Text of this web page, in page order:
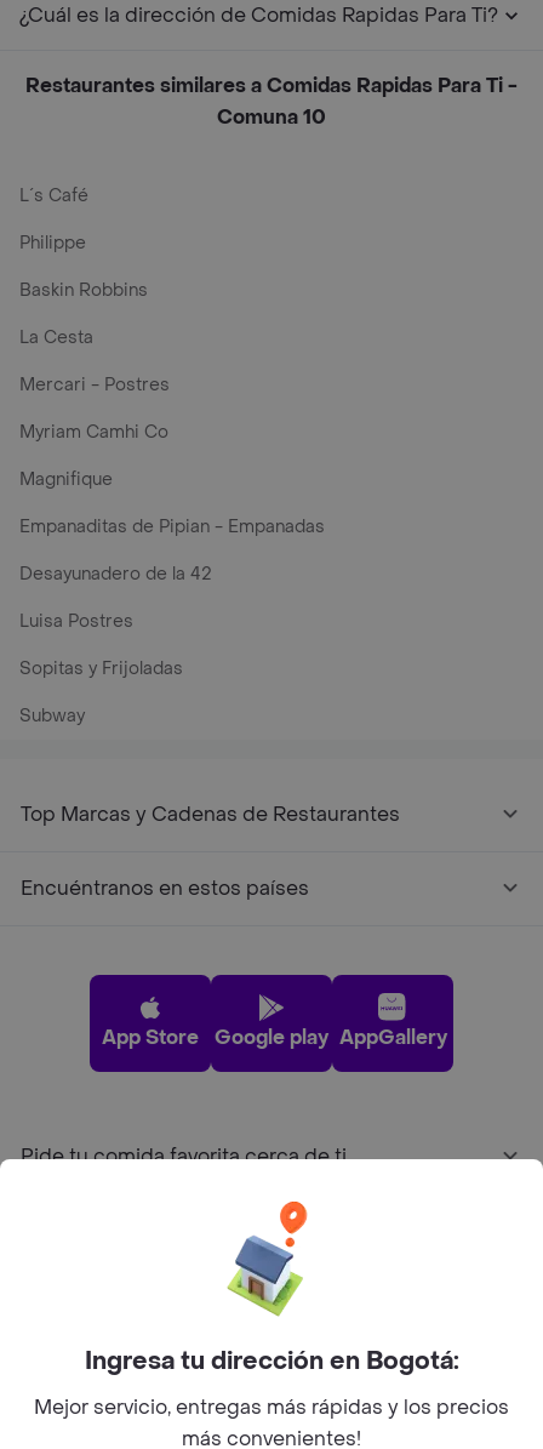
¿Cuál es la dirección de Comidas Rapidas Para Ti?
Restaurantes similares a Comidas Rapidas Para Ti -
Comuna 10
L´s Café
Philippe
Baskin Robbins
La Cesta
Mercari - Postres
Myriam Camhi Co
Magnifique
Empanaditas de Pipian - Empanadas
Desayunadero de la 42
Luisa Postres
Sopitas y Frijoladas
Subway
Top Marcas y Cadenas de Restaurantes
Encuéntranos en estos países
App Store Google play AppGallery
Pide tu comida favorita cerca de ti
Sobre Rappi
Ingresa tu dirección en Bogotá:
Mejor servicio, entregas más rápidas y los precios
más convenientes!